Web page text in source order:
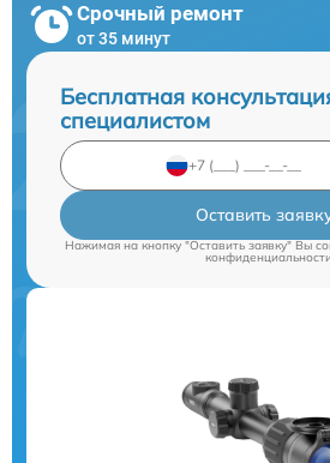
Срочный ремонт
от 35 минут
Бесплатная
специалистом
Оставить
Нажимая на кнопку "Оставить заявку" Вы
конфиденциальности